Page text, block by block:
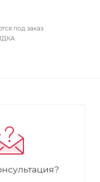
под заказ